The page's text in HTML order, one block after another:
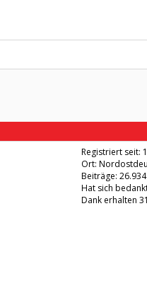
Registriert seit:
Ort:
Beiträge: 26.934
Hat sich
Dank erhalten